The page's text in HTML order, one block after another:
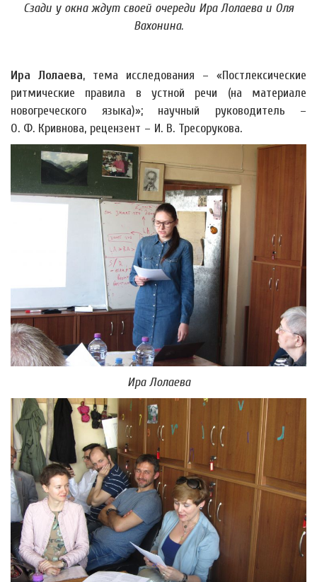
Сзади у окна ждут своей очереди Ира Лолаева и Оля
Вахонина.
Ира Лолаева, тема исследования – «Постлексические
ритмические правила в устной речи (на материале
новогреческого языка)»; научный руководитель –
О. Ф. Кривнова, рецензент – И. В. Тресорукова.
Ира Лолаева